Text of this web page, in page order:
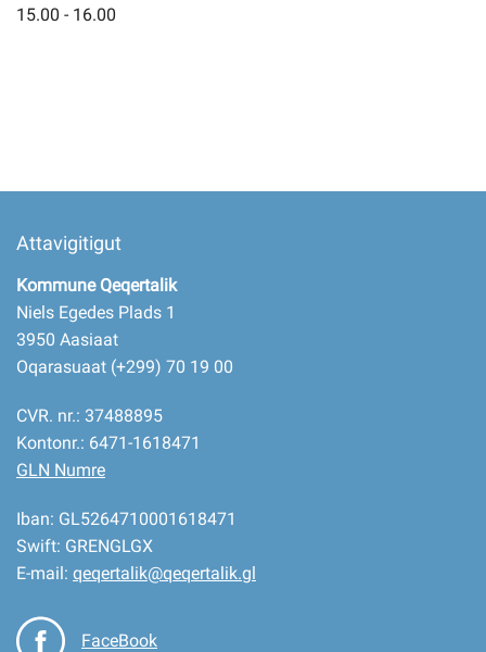
15.00 - 16.00
Attavigitigut
Kommune Qeqertalik
Niels Egedes Plads 1
3950 Aasiaat
Oqarasuaat (+299) 70 19 00
CVR. nr.: 37488895
Kontonr.: 6471-1618471
GLN Numre
Iban: GL5264710001618471
Swift: GRENGLGX
E-mail: qeqertalik@qeqertalik.gl
FaceBook